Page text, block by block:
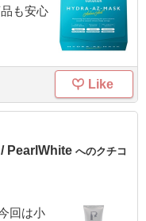
も安心
Like
PearlWhite へのクチコ
回は小